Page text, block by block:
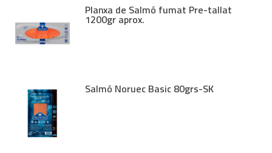
Planxa de Salmó fumat Pre-tallat
1200gr aprox.
Salmó Noruec Basic 80grs-SK